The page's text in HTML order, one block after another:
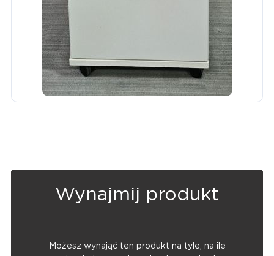
Wynajmij produkt
Możesz wynająć ten produkt na tyle, na ile